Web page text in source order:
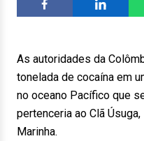
As autoridades da
tonelada de cocaína em
no oceano Pacífico que
pertenceria ao Clã
Marinha.